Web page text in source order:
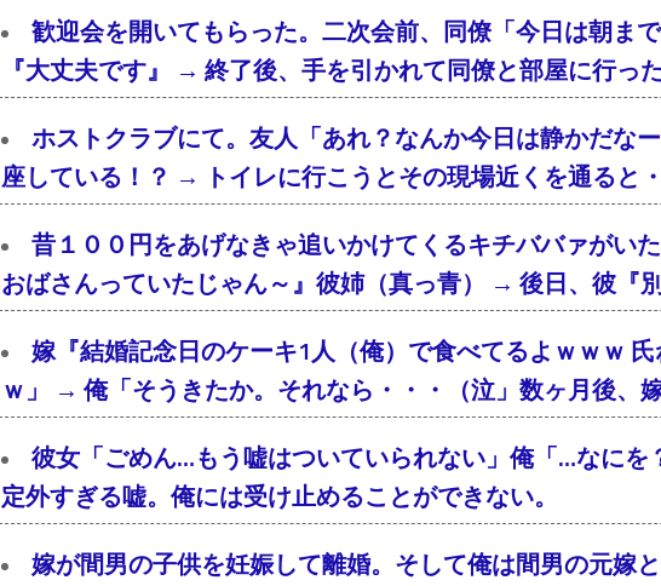
歓迎会を開いてもらった。二次会前、同僚「今日は朝ま
『大丈夫です』 → 終了後、手を引かれて同僚と部屋に行っ
ホストクラブにて。友人「あれ？なんか今日は静かだな
座している！？ → トイレに行こうとその現場近くを通ると
昔１００円をあげなきゃ追いかけてくるキチババァがい
おばさんっていたじゃん～』彼姉（真っ青） → 後日、彼『
嫁『結婚記念日のケーキ1人（俺）で食べてるよｗｗｗ
ｗ」 → 俺「そうきたか。それなら・・・（泣」数ヶ
彼女「ごめん…もう嘘はついていられない」俺「…なに
定外すぎる嘘。俺には受け止めることができない。
嫁が間男の子供を妊娠して離婚。そして俺は間男の元嫁